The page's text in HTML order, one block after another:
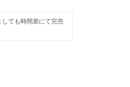
ても時間差にて完売